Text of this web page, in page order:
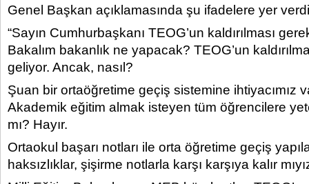
Genel Başkan açıklamasında şu ifadelere yer
“Sayın Cumhurbaşkanı TEOG’un kaldırılması
Bakalım bakanlık ne yapacak? TEOG’un
geliyor. Ancak, nasıl?
Şuan bir ortaöğretime geçiş sistemine ihtiyacımız
Akademik eğitim almak isteyen tüm öğrencilere
mı? Hayır.
Ortaokul başarı notları ile orta öğretime geçiş
haksızlıklar, şişirme notlarla karşı karşıya kalır